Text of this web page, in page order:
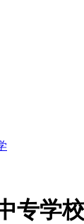
专学